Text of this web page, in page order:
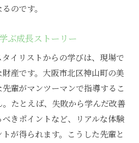
のです。
ぶ成長ストーリー
イリストからの学びは、現場で
産です。大阪市北区神山町の美
輩がマンツーマンで指導するこ
たとえば、失敗から学んだ改善
きポイントなど、リアルな体験
が得られます。こうした先輩と